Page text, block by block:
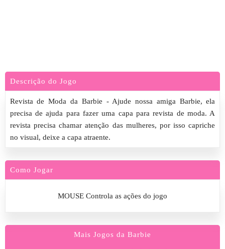
Descrição do Jogo
Revista de Moda da Barbie - Ajude nossa amiga Barbie, ela
precisa de ajuda para fazer uma capa para revista de moda. A
revista precisa chamar atenção das mulheres, por isso capriche
no visual, deixe a capa atraente.
Como Jogar
MOUSE Controla as ações do jogo
Mais Jogos da Barbie